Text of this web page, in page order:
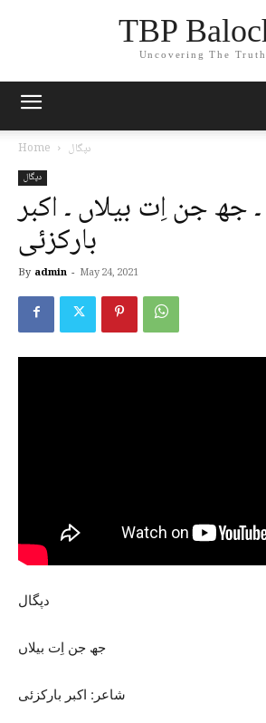
TBP
Uncovering The Truth
Home دپگال
دپگال
جھ جن اِت بیلاں ۔ اکبر
بارکزئی
By admin - May 24, 2021
دپگال
جھ جن اِت بیلاں
شاعر: اکبر بارکزئی